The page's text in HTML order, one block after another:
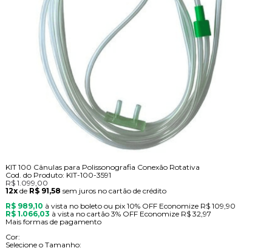
KIT 100 Cânulas para Polissonografia Conexão Rotativa
Cod. do Produto: KIT-100-3591
R$ 1.099,00
12xde R$ 91,58 sem juros no cartão de crédito
R$ 989,10 à vista no boleto ou pix 10% OFF Economize R$ 109,90
R$ 1.066,03 à vista no cartão 3% OFF Economize R$ 32,97
Mais formas de pagamento
Cor:
Selecione o Tamanho: